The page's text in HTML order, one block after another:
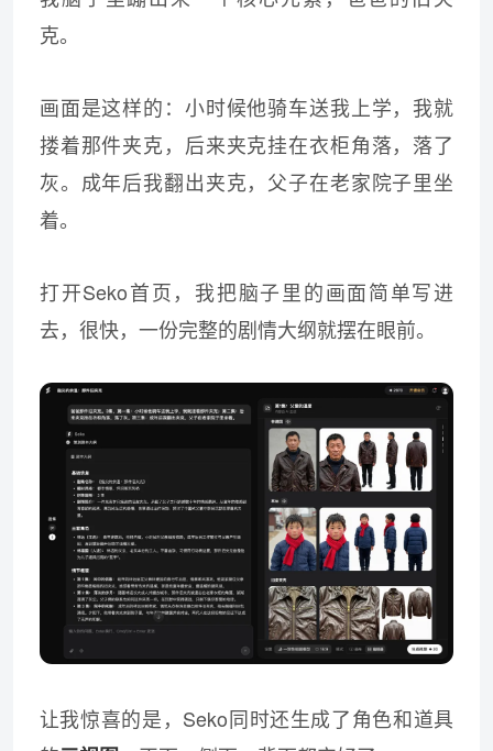
克。
画面是这样的：小时候他骑车送我上学，我就
搂着那件夹克，后来夹克挂在衣柜角落，落了
灰。成年后我翻出夹克，父子在老家院子里坐
着。
打开Seko首页，我把脑子里的画面简单写进
去，很快，一份完整的剧情大纲就摆在眼前。
让我惊喜的是，Seko同时还生成了角色和道具